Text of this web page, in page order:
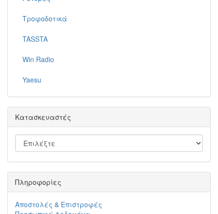
Τροφοδοτικά
TASSTA
Win Radio
Yaesu
Κατασκευαστές
Πληροφορίες
Αποστολές & Επιστροφές